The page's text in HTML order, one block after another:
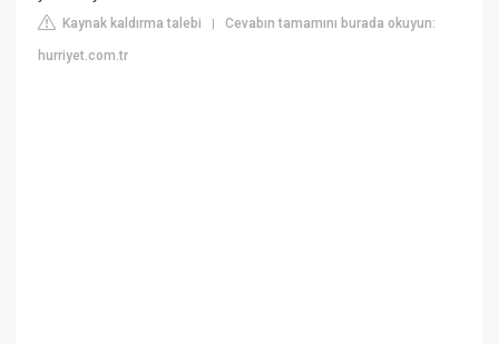
Kaynak kaldırma talebi |Cevabın tamamını burada okuyun:
hurriyet.com.tr